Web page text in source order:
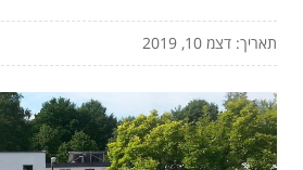
תאריך: דצמ 10, 2019